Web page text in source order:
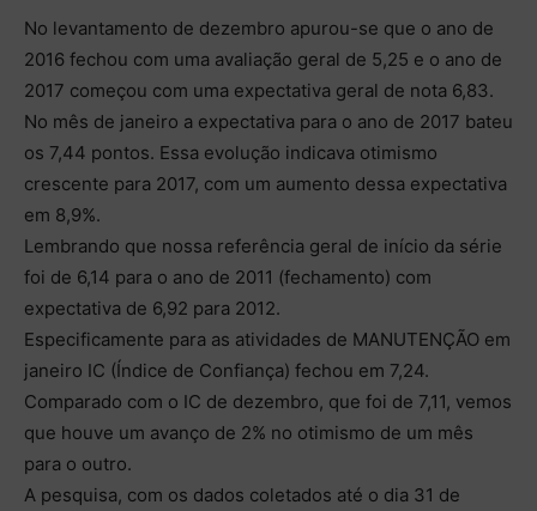
No levantamento de dezembro apurou-se que o ano de
2016 fechou com uma avaliação geral de 5,25 e o ano de
2017 começou com uma expectativa geral de nota 6,83.
No mês de janeiro a expectativa para o ano de 2017 bateu
os 7,44 pontos. Essa evolução indicava otimismo
crescente para 2017, com um aumento dessa expectativa
em 8,9%.
Lembrando que nossa referência geral de início da série
foi de 6,14 para o ano de 2011 (fechamento) com
expectativa de 6,92 para 2012.
Especificamente para as atividades de MANUTENÇÃO em
janeiro IC (Índice de Confiança) fechou em 7,24.
Comparado com o IC de dezembro, que foi de 7,11, vemos
que houve um avanço de 2% no otimismo de um mês
para o outro.
A pesquisa, com os dados coletados até o dia 31 de